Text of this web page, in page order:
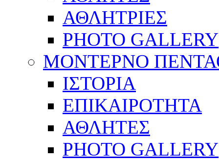
ΑΘΛΗΤΡΙΕΣ
PHOTO GALLERY
ΜΟΝΤΕΡΝΟ
ΙΣΤΟΡΙΑ
ΕΠΙΚΑΙΡΟΤΗΤΑ
ΑΘΛΗΤΕΣ
PHOTO GALLERY